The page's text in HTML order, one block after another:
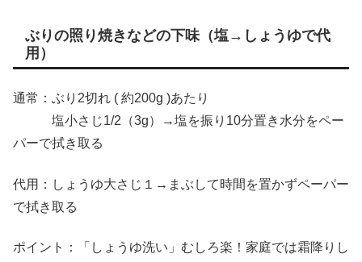
ぶりの照り焼きなどの下味（塩→しょうゆで代
用）
通常：ぶり2切れ ( 約200g )あたり
塩小さじ1/2（3g）→塩を振り10分置き水分をペー
パーで拭き取る
代用：しょうゆ大さじ１→まぶして時間を置かずペーパー
で拭き取る
ポイント：「しょうゆ洗い」むしろ楽！家庭では霜降りし